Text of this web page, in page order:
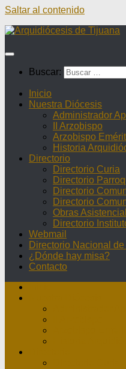
Saltar al contenido
Buscar:
Inicio
Nuestra Diócesis
Administrador
II Arzobispo
Arzobispo
Historia
Directorio
Directorio Curia
Directorio
Directorio
Directorio
Obras
Directorio
Webmail
Directorio Nacional
¿Dónde hay misa?
Contacto